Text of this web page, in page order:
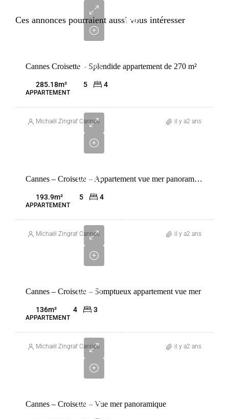
Ces annonces pourraient aussi vous intéresser
CANNES
FRANCE
000
Cannes Croisette – Splendide appartement de 270 m²
285.18m² 5 4
APPARTEMENT
Michaël Zingraf Cannes il y a2 ans
CANNES
FRANCE
9
Cannes – Croisette – Appartement vue mer panoramique
193.9m² 5 4
APPARTEMENT
Michaël Zingraf Cannes il y a2 ans
CANNES
FRANCE
6
Cannes – Croisette – Somptueux appartement vue mer
136m² 4 3
APPARTEMENT
Michaël Zingraf Cannes il y a2 ans
CANNES
FRANCE
4
Cannes – Croisette – Vue mer panoramique